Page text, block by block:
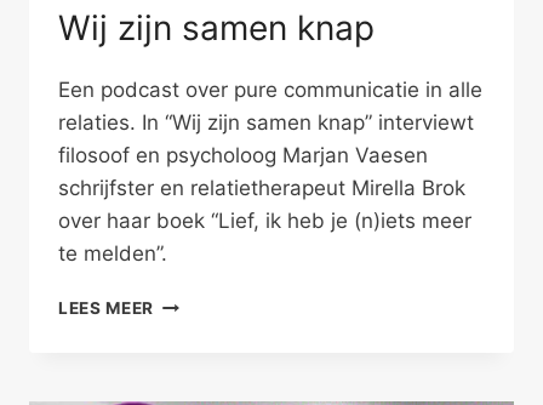
Wij zijn samen knap
Een podcast over pure communicatie in alle
relaties. In “Wij zijn samen knap” interviewt
filosoof en psycholoog Marjan Vaesen
schrijfster en relatietherapeut Mirella Brok
over haar boek “Lief, ik heb je (n)iets meer
te melden”.
LEES MEER WIJ